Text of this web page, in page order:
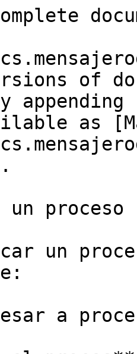
of
as
proceso
un
a